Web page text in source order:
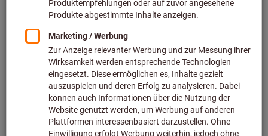
Sofort lieferbar Lieferzeit ca.1-2 Werktage
Artikel merken Artikel teilen
Blätterkatalog
Produktdetails